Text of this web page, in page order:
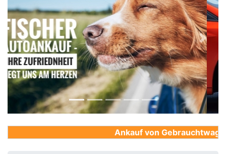
Previous Next
Ankauf von